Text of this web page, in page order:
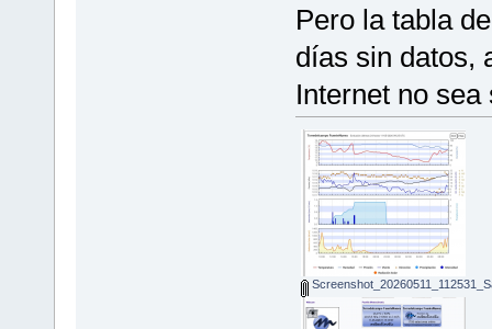
Pero la tabla
días sin datos,
Internet no